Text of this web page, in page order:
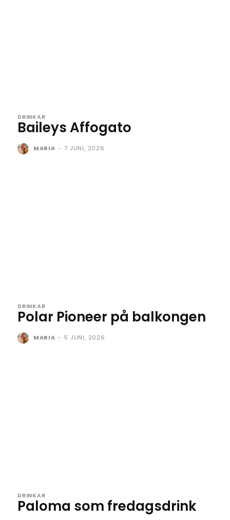
DRINKAR
Baileys Affogato
MARIA - 7 JUNI, 2026
DRINKAR
Polar Pioneer på balkongen
MARIA - 5 JUNI, 2026
DRINKAR
Paloma som fredagsdrink